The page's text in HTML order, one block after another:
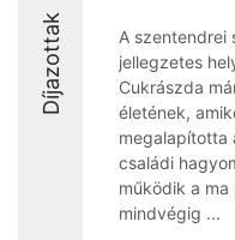
Díjazottak
A szentendrei
jellegzetes
Cukrászda
életének,
megalapította
családi
működik a ma
mindvégig ...